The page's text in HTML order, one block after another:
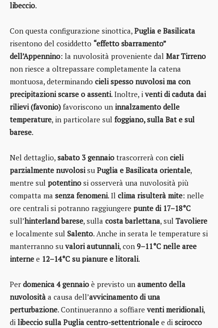
libeccio.
Con questa configurazione sinottica, Puglia e Basilicata
risentono del cosiddetto “effetto sbarramento”
dell’Appennino: la nuvolosità proveniente dal Mar Tirreno
non riesce a oltrepassare completamente la catena
montuosa, determinando cieli spesso nuvolosi ma con
precipitazioni scarse o assenti. Inoltre, i venti di caduta dai
rilievi (favonio) favoriscono un innalzamento delle
temperature, in particolare sul foggiano, sulla Bat e sul
barese.
Nel dettaglio, sabato 3 gennaio trascorrerà con cieli
parzialmente nuvolosisu Puglia e Basilicata orientale,
mentre sul potentino si osserverà una nuvolosità più
compatta ma senza fenomeni. Il clima risulterà mite: nelle
ore centrali si potranno raggiungere punte di 17–18°C
sull’hinterland barese, sulla costa barlettana, sul Tavoliere
e localmente sul Salento. Anche in serata le temperature si
manterranno su valori autunnali, con 9–11°C nelle aree
interne e 12–14°C su pianure e litorali.
Per domenica 4 gennaio è previsto un aumento della
nuvolosità a causa dell’avvicinamento di una
perturbazione. Continueranno a soffiare venti meridionali,
di libeccio sulla Puglia centro-settentrionale e di scirocco